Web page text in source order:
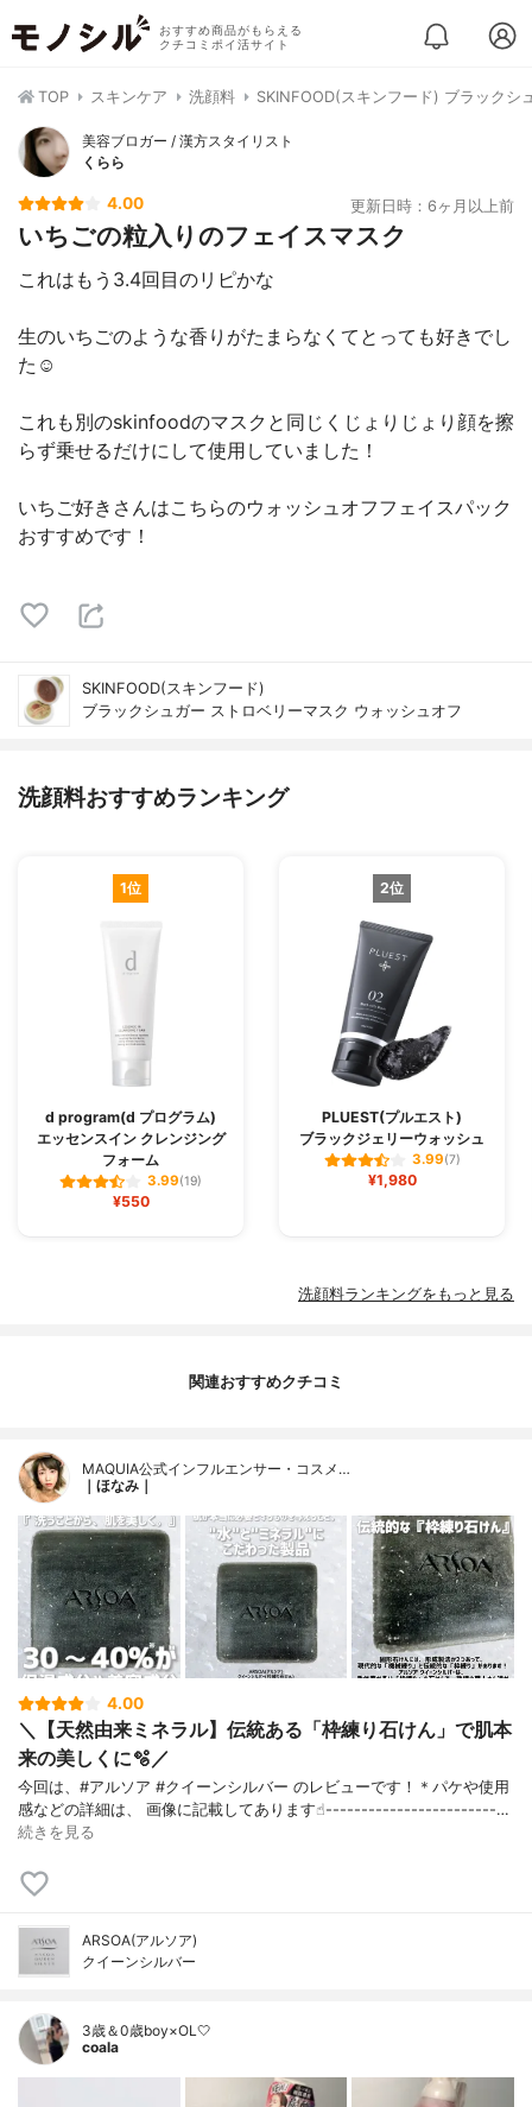
おすすめ商品がもらえる
クチコミポイ活サイト
TOP スキンケア 洗顔料 SKINFOOD(スキンフード) ブラックシ
美容ブロガー / 漢方スタイリスト
くらら
4.00 更新日時：6ヶ月以上前
いちごの粒入りのフェイスマスク
これはもう3.4回目のリピかな
生のいちごのような香りがたまらなくてとっても好きでし
た☺️
これも別のskinfoodのマスクと同じくじょりじょり顔を擦
らず乗せるだけにして使用していました！
いちご好きさんはこちらのウォッシュオフフェイスパック
おすすめです！
SKINFOOD(スキンフード)
ブラックシュガー ストロベリーマスク ウォッシュオフ
洗顔料おすすめランキング
1位
d program(d プログラム)
エッセンスイン クレンジング
フォーム
3.99(19)
¥550
2位
PLUEST(プルエスト)
ブラックジェリーウォッシュ
3.99(7)
¥1,980
洗顔料ランキングをもっと見る
関連おすすめクチコミ
MAQUIA公式インフルエンサー・コスメ…
｜ほなみ｜
4.00
＼【天然由来ミネラル】伝統ある「枠練り石けん」で肌本
来の美しくに🫧／
今回は、#アルソア #クイーンシルバー のレビューです！＊パケや使用
感などの詳細は、 画像に記載してあります☝︎------------------------…
続きを見る
ARSOA(アルソア)
クイーンシルバー
3歳＆0歳boy×OL🤍
coala